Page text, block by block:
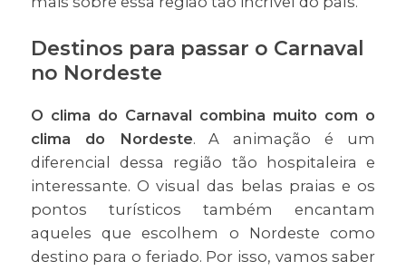
Destinos para passar o Carnaval
no Nordeste
O clima do Carnaval combina muito com o
clima do Nordeste. A animação é um
diferencial dessa região tão hospitaleira e
interessante. O visual das belas praias e os
pontos turísticos também encantam
aqueles que escolhem o Nordeste como
destino para o feriado. Por isso, vamos saber